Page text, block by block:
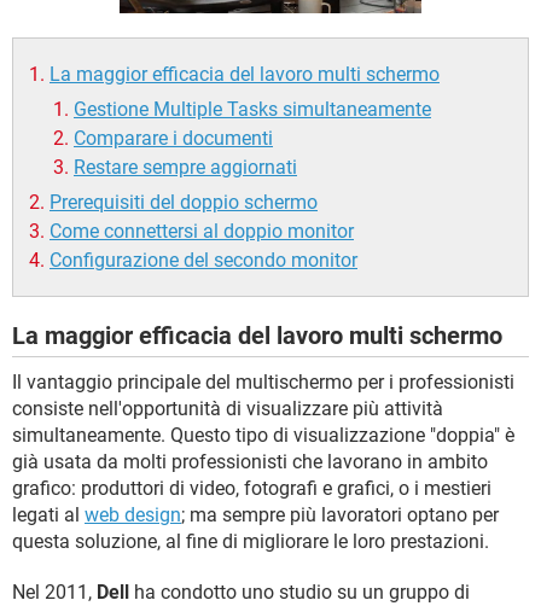
La maggior efficacia del lavoro multi schermo
Gestione Multiple Tasks simultaneamente
Comparare i documenti
Restare sempre aggiornati
Prerequisiti del doppio schermo
Come connettersi al doppio monitor
Configurazione del secondo monitor
La maggior efficacia del lavoro multi schermo
Il vantaggio principale del multischermo per i professionisti
consiste nell'opportunità di visualizzare più attività
simultaneamente. Questo tipo di visualizzazione "doppia" è
già usata da molti professionisti che lavorano in ambito
grafico: produttori di video, fotografi e grafici, o i mestieri
legati al web design; ma sempre più lavoratori optano per
questa soluzione, al fine di migliorare le loro prestazioni.
Nel 2011, Dell ha condotto uno studio su un gruppo di